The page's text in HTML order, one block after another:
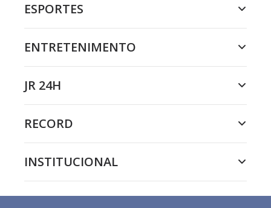
ESPORTES
ENTRETENIMENTO
JR 24H
RECORD
INSTITUCIONAL